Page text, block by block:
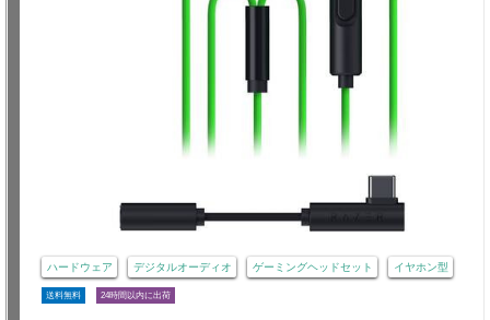
ハードウェア デジタルオーディオ ゲーミングヘッドセット イヤホン型
送料無料 24時間以内に出荷